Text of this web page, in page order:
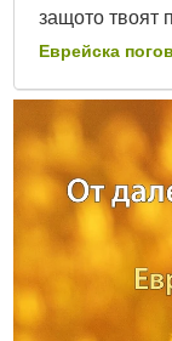
защото твоят
Еврейска